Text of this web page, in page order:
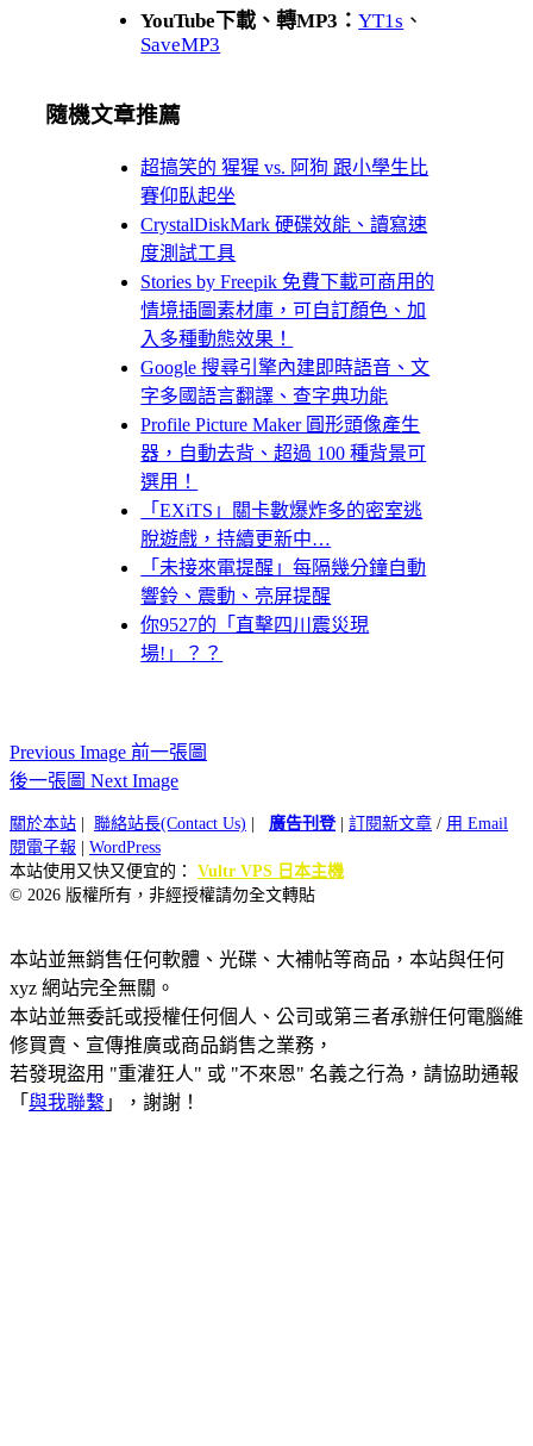
YouTube下載、轉MP3：YT1s 、
SaveMP3
隨機文章推薦
超搞笑的 猩猩 vs. 阿狗 跟小學生比
賽仰臥起坐
CrystalDiskMark 硬碟效能、讀寫速
度測試工具
Stories by Freepik 免費下載可商用的
情境插圖素材庫，可自訂顏色、加
入多種動態效果！
Google 搜尋引擎內建即時語音、文
字多國語言翻譯、查字典功能
Profile Picture Maker 圓形頭像產生
器，自動去背、超過 100 種背景可
選用！
「EXiTS」關卡數爆炸多的密室逃
脫遊戲，持續更新中…
「未接來電提醒」每隔幾分鐘自動
響鈴、震動、亮屏提醒
你9527的「直擊四川震災現
場!」？？
Previous Image 前一張圖
後一張圖 Next Image
關於本站 聯絡站長(Contact Us) 廣告刊登| 訂閱新文章 / 用 Email
閱電子報
WordPress
本站使用又快又便宜的： Vultr VPS 日本主機
© 2026 版權所有，非經授權請勿全文轉貼
本站並無銷售任何軟體、光碟、大補帖等商品，本站與任何
xyz 網站完全無關。
本站並無委託或授權任何個人、公司或第三者承辦任何電腦維
修買賣、宣傳推廣或商品銷售之業務，
若發現盜用 "重灌狂人" 或 "不來恩" 名義之行為，請協助通報
「 與我聯繫 」，謝謝！